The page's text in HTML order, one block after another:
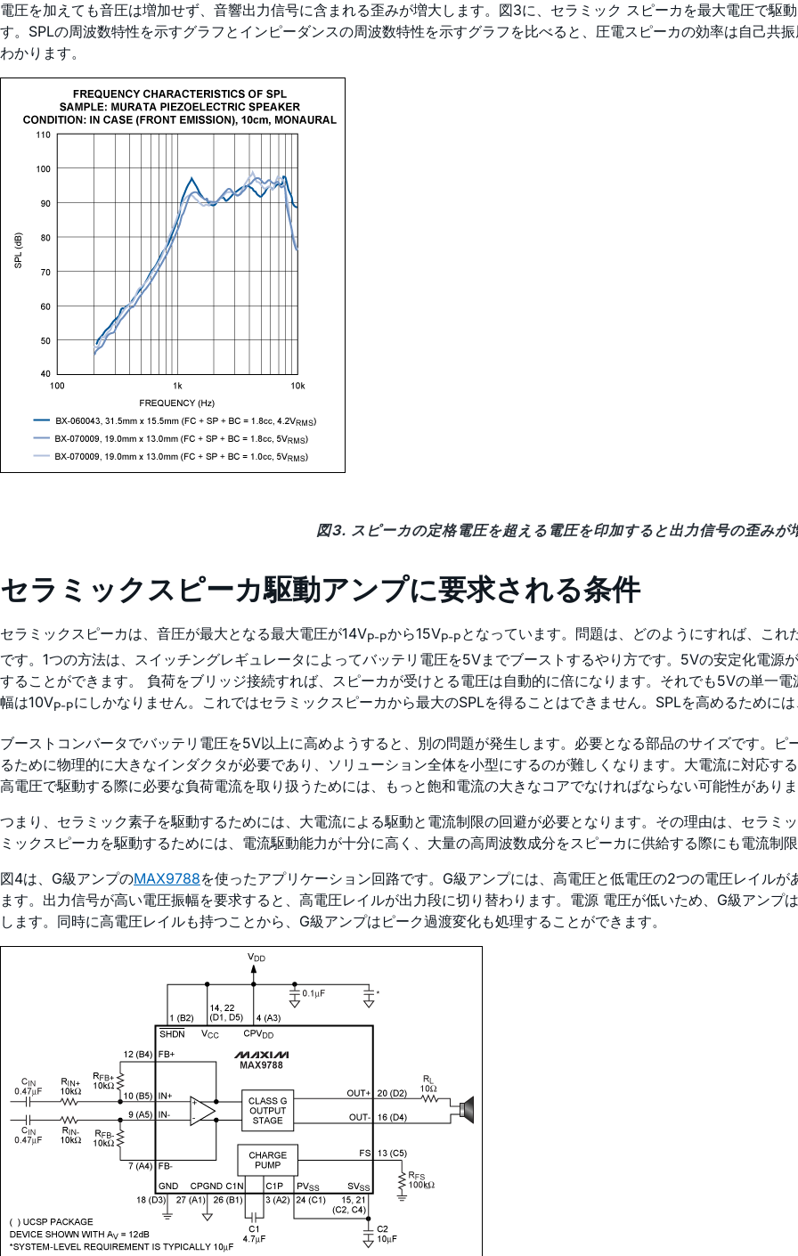
電圧を加えても音圧は増加せず、音響出力信号に含まれる歪みが増大します。図3に、セラミック スピーカを最大電圧で駆
す。SPLの周波数特性を示すグラフとインピーダンスの周波数特性を示すグラフを比べると、圧電スピーカの効率は自己共
わかります。
図3. スピーカの定格電圧を超える電圧を印加すると出力信号の歪みが
セラミックスピーカ駆動アンプに要求される条件
セラミックスピーカは、音圧が最大となる最大電圧が14VP-Pから15VP-Pとなっています。問題は、どのようにすれば、こ
です。1つの方法は、スイッチングレギュレータによってバッテリ電圧を5Vまでブーストするやり方です。5Vの安定化電源
することができます。 負荷をブリッジ接続すれば、スピーカが受けとる電圧は自動的に倍になります。それでも5Vの単一
幅は10VP-Pにしかなりません。これではセラミックスピーカから最大のSPLを得ることはできません。SPLを高めるために
ブーストコンバータでバッテリ電圧を5V以上に高めようすると、別の問題が発生します。必要となる部品のサイズです。
るために物理的に大きなインダクタが必要であり、ソリューション全体を小型にするのが難しくなります。大電流に対応す
高電圧で駆動する際に必要な負荷電流を取り扱うためには、もっと飽和電流の大きなコアでなければならない可能性がありま
つまり、セラミック素子を駆動するためには、大電流による駆動と電流制限の回避が必要となります。その理由は、セラミ
ミックスピーカを駆動するためには、電流駆動能力が十分に高く、大量の高周波数成分をスピーカに供給する際にも電流制
図4は、G級アンプのMAX9788を使ったアプリケーション回路です。G級アンプには、高電圧と低電圧の2つの電圧レイル
ます。出力信号が高い電圧振幅を要求すると、高電圧レイルが出力段に切り替わります。電源 電圧が低いため、G級アンプ
します。同時に高電圧レイルも持つことから、G級アンプはピーク過渡変化も処理することができます。